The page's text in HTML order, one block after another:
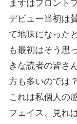
まずはフロント
デビュー当初は
て地味になった
も最初はそう思
きな読者の皆さ
方も多いのでは
これは私個人の
フェイス、見れ